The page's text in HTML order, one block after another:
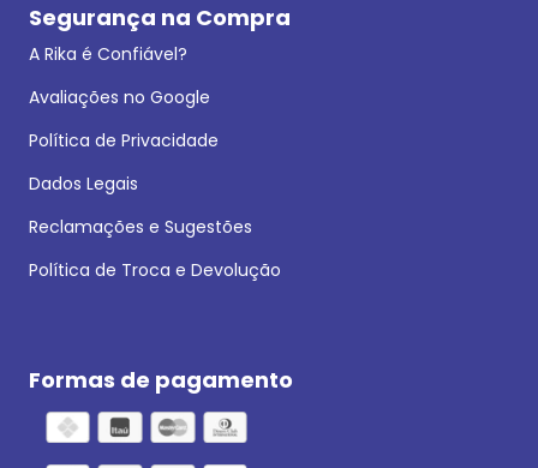
Segurança na Compra
A Rika é Confiável?
Avaliações no Google
Política de Privacidade
Dados Legais
Reclamações e Sugestões
Política de Troca e Devolução
Formas de pagamento